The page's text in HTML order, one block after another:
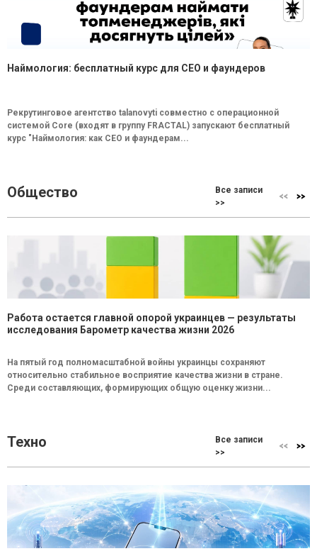
Наймология: бесплатный курс для CEO и фаундеров
Рекрутинговое агентство talanovyti совместно с операционной
системой Core (входят в группу FRACTAL) запускают бесплатный
курс "Наймология: как СEO и фаундерам...
Общество
Все записи
>>
Работа остается главной опорой украинцев — результаты
исследования Барометр качества жизни 2026
На пятый год полномасштабной войны украинцы сохраняют
относительно стабильное восприятие качества жизни в стране.
Среди составляющих, формирующих общую оценку жизни...
Техно
Все записи
>>